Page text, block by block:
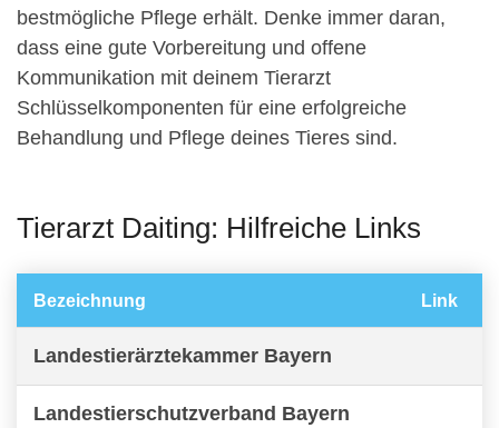
bestmögliche Pflege erhält. Denke immer daran,
dass eine gute Vorbereitung und offene
Kommunikation mit deinem Tierarzt
Schlüsselkomponenten für eine erfolgreiche
Behandlung und Pflege deines Tieres sind.
Tierarzt Daiting: Hilfreiche Links
Bezeichnung Link
Landestierärztekammer Bayern
Landestierschutzverband Bayern